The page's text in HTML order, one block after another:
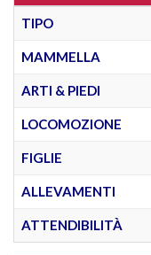
TIPO
MAMMELLA
ARTI & PIEDI
LOCOMOZIONE
FIGLIE
ALLEVAMENTI
ATTENDIBILITÀ